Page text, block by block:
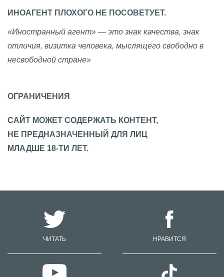
ИНОАГЕНТ ПЛОХОГО НЕ ПОСОВЕТУЕТ.
«Иностранный агент» — это знак качества, знак
отличия, визитка человека, мыслящего свободно в
несвободной стране»
ОГРАНИЧЕНИЯ
САЙТ МОЖЕТ СОДЕРЖАТЬ КОНТЕНТ,
НЕ ПРЕДНАЗНАЧЕННЫЙ ДЛЯ ЛИЦ
МЛАДШЕ 18-ТИ ЛЕТ.
ЧИТАТЬ НРАВИТСЯ